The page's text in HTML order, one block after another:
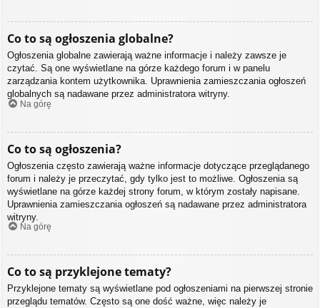
Co to są ogłoszenia globalne?
Ogłoszenia globalne zawierają ważne informacje i należy zawsze je
czytać. Są one wyświetlane na górze każdego forum i w panelu
zarządzania kontem użytkownika. Uprawnienia zamieszczania ogłoszeń
globalnych są nadawane przez administratora witryny.
Na górę
Co to są ogłoszenia?
Ogłoszenia często zawierają ważne informacje dotyczące przeglądanego
forum i należy je przeczytać, gdy tylko jest to możliwe. Ogłoszenia są
wyświetlane na górze każdej strony forum, w którym zostały napisane.
Uprawnienia zamieszczania ogłoszeń są nadawane przez administratora
witryny.
Na górę
Co to są przyklejone tematy?
Przyklejone tematy są wyświetlane pod ogłoszeniami na pierwszej stronie
przeglądu tematów. Często są one dość ważne, więc należy je